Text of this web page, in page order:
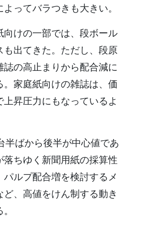
ってバラつきも大きい。
けの一部では、段ボール
も出てきた。ただし、段原
の高止まりから配合減に
。家庭紙向けの雑誌は、価
昇圧力にもなっているよ
ばから後半が中心値であ
落ちゆく新聞用紙の採算性
パルプ配合増を検討するメ
、高値をけん制する動き